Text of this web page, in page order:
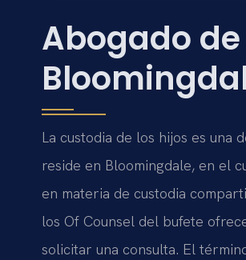
Abogado
La custodia de los hijos es una
reside en Bloomingdale, en el
en materia de custodia
los Of Counsel del bufete
solicitar una consulta. El